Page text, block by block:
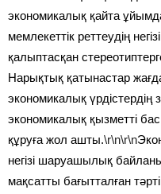
экономикалық қайта
мемлекеттік реттеудің
қалыптасқан
Нарықтық қатынастар
экономикалық
экономикалық қызметті
құруға жол ашты.\r\n\r\n
негізі шаруашылық
мақсатты бағытталған